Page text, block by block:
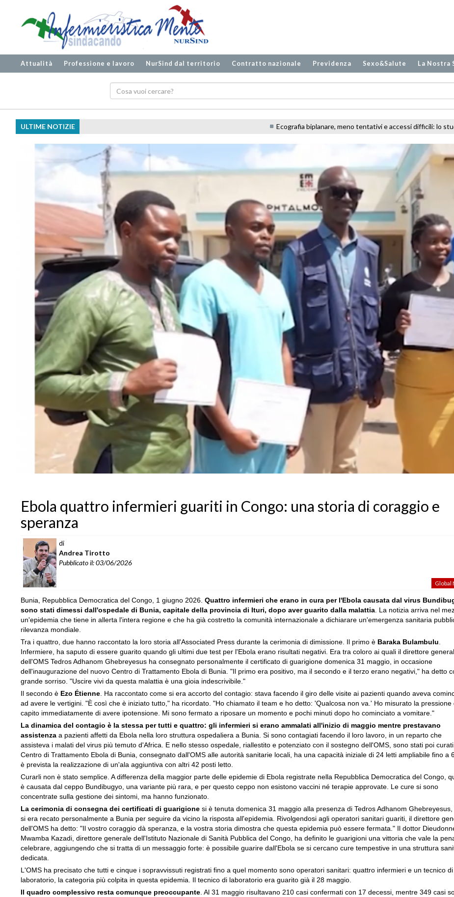
Attualità Professione e lavoro NurSind dal territorio Contratto nazionale Previdenza Sexo&Salute La Nostra
ULTIME NOTIZIE Ecografia biplanare, meno tentativi e accessi difficili: lo studio sugli infermieri in PS
Ebola quattro infermieri guariti in Congo: una storia di coraggio e
speranza
di
Andrea Tirotto
Pubblicato il: 03/06/2026
Global
Bunia, Repubblica Democratica del Congo, 1 giugno 2026. Quattro infermieri che erano in cura per l'Ebola causata dal virus
sono stati dimessi dall'ospedale di Bunia, capitale della provincia di Ituri, dopo aver guarito dalla malattia . La notizia arriva nel
un'epidemia che tiene in allerta l'intera regione e che ha già costretto la comunità internazionale a dichiarare un'emergenza sanitaria
rilevanza mondiale.
Tra i quattro, due hanno raccontato la loro storia all'Associated Press durante la cerimonia di dimissione. Il primo è Baraka Bulambulu
Infermiere, ha saputo di essere guarito quando gli ultimi due test per l'Ebola erano risultati negativi. Era tra coloro ai quali il direttore
dell'OMS Tedros Adhanom Ghebreyesus ha consegnato personalmente il certificato di guarigione domenica 31 maggio, in occasione
dell'inaugurazione del nuovo Centro di Trattamento Ebola di Bunia. "Il primo era positivo, ma il secondo e il terzo erano negativi," ha detto
grande sorriso. "Uscire vivi da questa malattia è una gioia indescrivibile."
Il secondo è Ezo Étienne . Ha raccontato come si era accorto del contagio: stava facendo il giro delle visite ai pazienti quando aveva
ad avere le vertigini. "È così che è iniziato tutto," ha ricordato. "Ho chiamato il team e ho detto: 'Qualcosa non va.' Ho misurato la pressione
capito immediatamente di avere ipotensione. Mi sono fermato a riposare un momento e pochi minuti dopo ho cominciato a vomitare."
La dinamica del contagio è la stessa per tutti e quattro: gli infermieri si erano ammalati all'inizio di maggio mentre prestavano
assistenza a pazienti affetti da Ebola nella loro struttura ospedaliera a Bunia. Si sono contagiati facendo il loro lavoro, in un reparto che
assisteva i malati del virus più temuto d'Africa. E nello stesso ospedale, riallestito e potenziato con il sostegno dell'OMS, sono stati poi
Centro di Trattamento Ebola di Bunia, consegnato dall'OMS alle autorità sanitarie locali, ha una capacità iniziale di 24 letti ampliabile fino a
è prevista la realizzazione di un'ala aggiuntiva con altri 42 posti letto.
Curarli non è stato semplice. A differenza della maggior parte delle epidemie di Ebola registrate nella Repubblica Democratica del Congo,
è causata dal ceppo Bundibugyo, una variante più rara, e per questo ceppo non esistono vaccini né terapie approvate. Le cure si sono
concentrate sulla gestione dei sintomi, ma hanno funzionato.
La cerimonia di consegna dei certificati di guarigione si è tenuta domenica 31 maggio alla presenza di Tedros Adhanom Ghebreyesus,
si era recato personalmente a Bunia per seguire da vicino la risposta all'epidemia. Rivolgendosi agli operatori sanitari guariti, il direttore
dell'OMS ha detto: "Il vostro coraggio dà speranza, e la vostra storia dimostra che questa epidemia può essere fermata." Il dottor
Mwamba Kazadi, direttore generale dell'Istituto Nazionale di Sanità Pubblica del Congo, ha definito le guarigioni una vittoria che vale la
celebrare, aggiungendo che si tratta di un messaggio forte: è possibile guarire dall'Ebola se si cercano cure tempestive in una struttura
dedicata.
L'OMS ha precisato che tutti e cinque i sopravvissuti registrati fino a quel momento sono operatori sanitari: quattro infermieri e un tecnico di
laboratorio, la categoria più colpita in questa epidemia. Il tecnico di laboratorio era guarito già il 28 maggio.
Il quadro complessivo resta comunque preoccupante . Al 31 maggio risultavano 210 casi confermati con 17 decessi, mentre 349 casi